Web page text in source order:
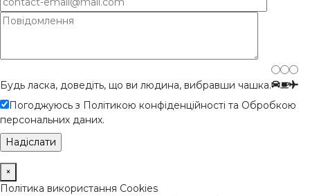
Будь ласка, доведіть, що ви людина, вибравши чашка.
Погоджуюсь з Політикою конфіденційності та Обробкою
персональних даних.
×
Політика використання Cookies